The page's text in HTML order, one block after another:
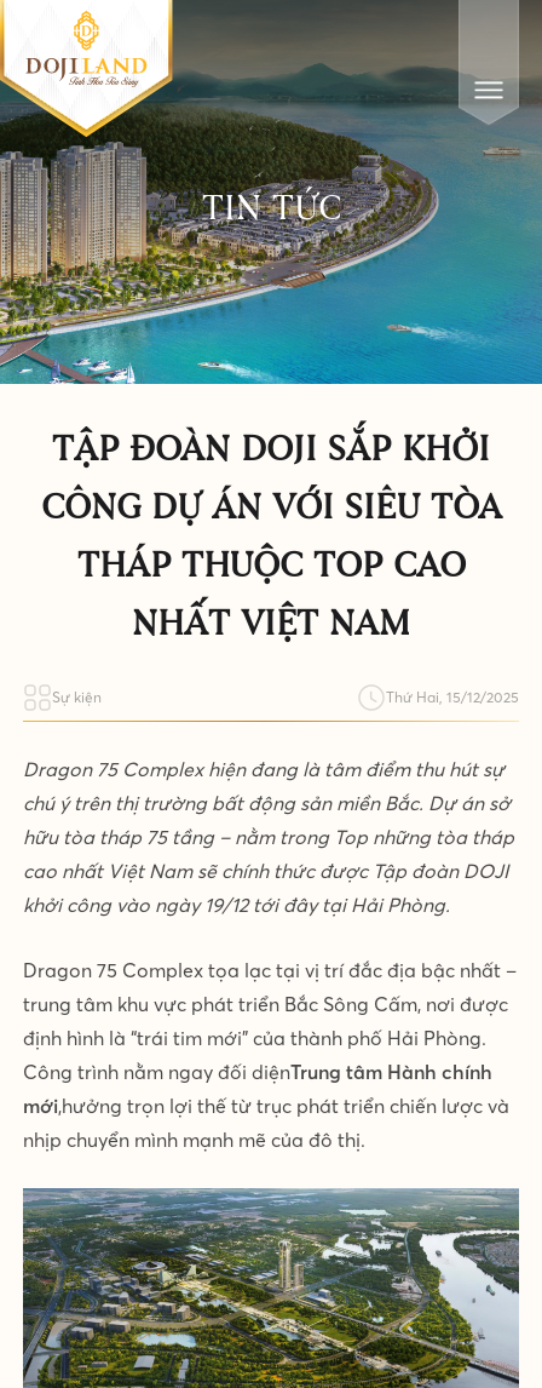
TIN TỨC
TẬP ĐOÀN DOJI SẮP KHỞI
CÔNG DỰ ÁN VỚI SIÊU TÒA
THÁP THUỘC TOP CAO
NHẤT VIỆT NAM
Sự kiện Thứ Hai, 15/12/2025
Dragon 75 Complex hiện đang là tâm điểm thu hút sự
chú ý trên thị trường bất động sản miền Bắc. Dự án sở
hữu tòa tháp 75 tầng – nằm trong Top những tòa tháp
cao nhất Việt Nam sẽ chính thức được Tập đoàn DOJI
khởi công vào ngày 19/12 tới đây tại Hải Phòng.
Dragon 75 Complex tọa lạc tại vị trí đắc địa bậc nhất –
trung tâm khu vực phát triển Bắc Sông Cấm, nơi được
định hình là “trái tim mới” của thành phố Hải Phòng.
Công trình nằm ngay đối diệnTrung tâm Hành chính
mới,hưởng trọn lợi thế từ trục phát triển chiến lược và
nhịp chuyển mình mạnh mẽ của đô thị.